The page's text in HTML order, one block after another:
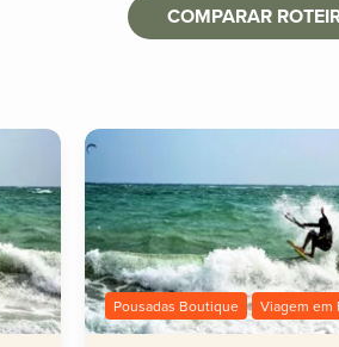
COMPARAR
Pousadas Boutique Viagem em